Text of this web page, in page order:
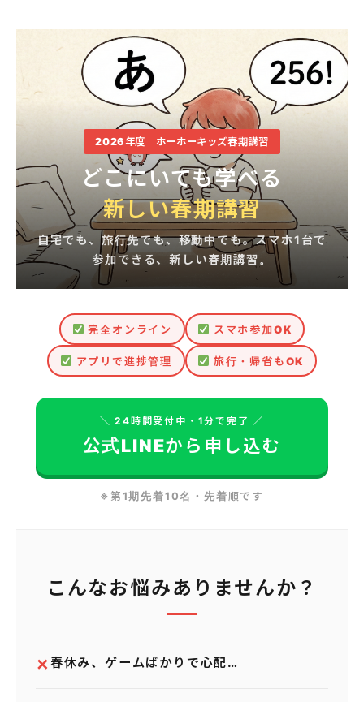
2026年度 ホーホーキッズ春期講習
どこにいても学べる
新しい春期講習
自宅でも、旅行先でも、移動中でも。スマホ1台で
参加できる、新しい春期講習。
完全オンライン スマホ参加OK
アプリで進捗管理 旅行・帰省もOK
＼ 24時間受付中・1分で完了 ／
公式LINEから申し込む
※第1期先着10名・先着順です
こんなお悩みありませんか？
✕春休み、ゲームばかりで心配…